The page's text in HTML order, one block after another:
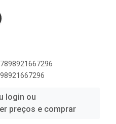
login ou
preços e comprar